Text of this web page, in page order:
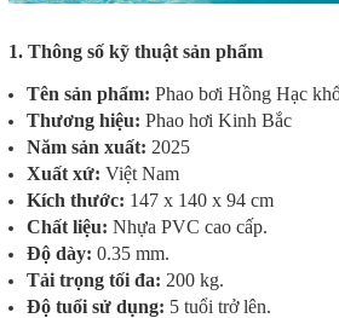
1. Thông số kỹ thuật sản phẩm
Tên sản phẩm: Phao bơi Hồng Hạc
Thương hiệu: Phao hơi Kinh Bắc
Năm sản xuất: 2025
Xuất xứ: Việt Nam
Kích thước: 147 x 140 x 94 cm
Chất liệu: Nhựa PVC cao cấp.
Độ dày: 0.35 mm.
Tải trọng tối đa: 200 kg.
Độ tuổi sử dụng: 5 tuổi trở lên.